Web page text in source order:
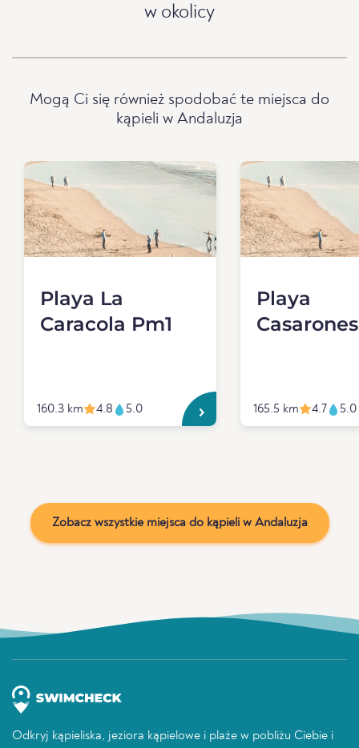
w okolicy
Mogą Ci się również spodobać te miejsca do
kąpieli w Andaluzja
Playa La
Caracola Pm1
160.3 km 4.8 5.0
Playa
165.5 km 4.7 5.0
Zobacz wszystkie miejsca do kąpieli w Andaluzja
Odkryj kąpieliska, jeziora kąpielowe i plaże w pobliżu Ciebie i